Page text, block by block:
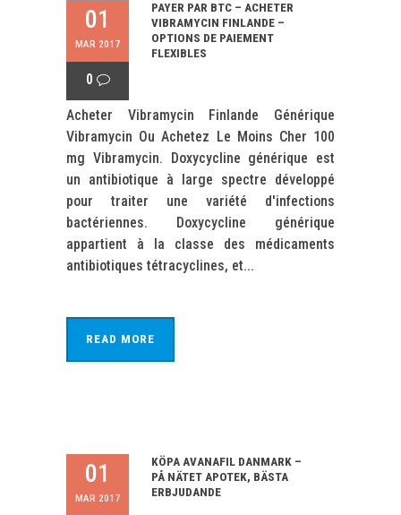
01
MAR 2017
0
PAYER PAR BTC – ACHETER
VIBRAMYCIN FINLANDE –
OPTIONS DE PAIEMENT
FLEXIBLES
Acheter Vibramycin Finlande Générique
Vibramycin Ou Achetez Le Moins Cher 100
mg Vibramycin. Doxycycline générique est
un antibiotique à large spectre développé
pour traiter une variété d'infections
bactériennes. Doxycycline générique
appartient à la classe des médicaments
antibiotiques tétracyclines, et...
READ MORE
01
MAR 2017
KÖPA AVANAFIL DANMARK –
PÅ NÄTET APOTEK, BÄSTA
ERBJUDANDE